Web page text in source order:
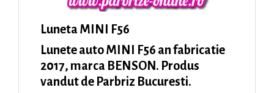
Luneta MINI F56
Lunete auto MINI F56 an fabricatie
2017, marca BENSON. Produs
vandut de Parbriz Bucuresti.